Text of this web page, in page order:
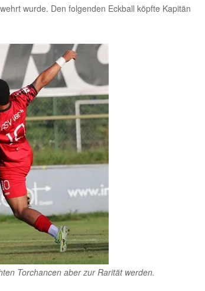
wurde. Den folgenden Eckball köpfte Kapitän
Torchancen aber zur Rarität werden.